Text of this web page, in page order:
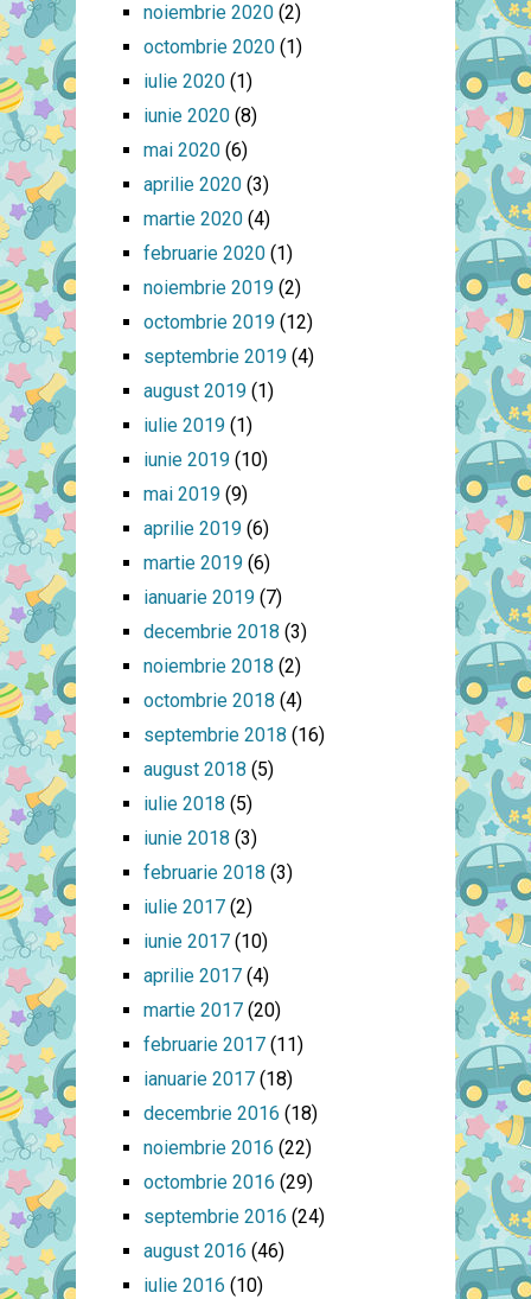
noiembrie 2020(2)
octombrie 2020(1)
iulie 2020(1)
iunie 2020(8)
mai 2020(6)
aprilie 2020(3)
martie 2020(4)
februarie 2020(1)
noiembrie 2019(2)
octombrie 2019(12)
septembrie 2019(4)
august 2019(1)
iulie 2019(1)
iunie 2019(10)
mai 2019(9)
aprilie 2019(6)
martie 2019(6)
ianuarie 2019(7)
decembrie 2018 (3)
noiembrie 2018 (2)
octombrie 2018 (4)
septembrie 2018 (16)
august 2018 (5)
iulie 2018 (5)
iunie 2018 (3)
februarie 2018 (3)
iulie 2017(2)
iunie 2017(10)
aprilie 2017(4)
martie 2017(20)
februarie 2017(11)
ianuarie 2017(18)
decembrie 2016 (18)
noiembrie 2016 (22)
octombrie 2016 (29)
septembrie 2016 (24)
august 2016 (46)
iulie 2016 (10)